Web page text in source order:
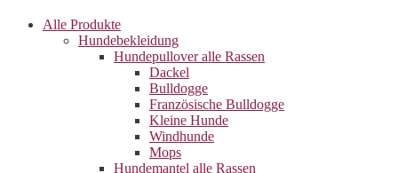
Alle Produkte
Hundebekleidung
Hundepullover alle Rassen
Dackel
Bulldogge
Französische Bulldogge
Kleine Hunde
Windhunde
Mops
Hundemantel alle Rassen